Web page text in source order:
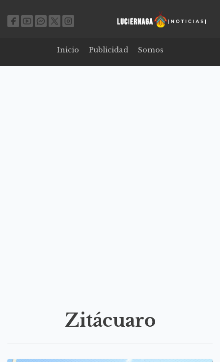
Inicio Publicidad Somos
Zitácuaro